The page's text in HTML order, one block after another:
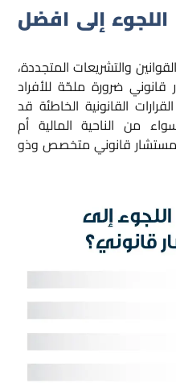
إلى افضل
والتشريعات المتجددة،
ضرورة ملحّة للأفراد
القانونية الخاطئة قد
من الناحية المالية أم
مستشار قانوني متخصص وذو